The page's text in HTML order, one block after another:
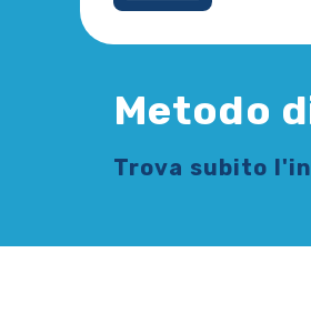
Metodo
Trova subito l'